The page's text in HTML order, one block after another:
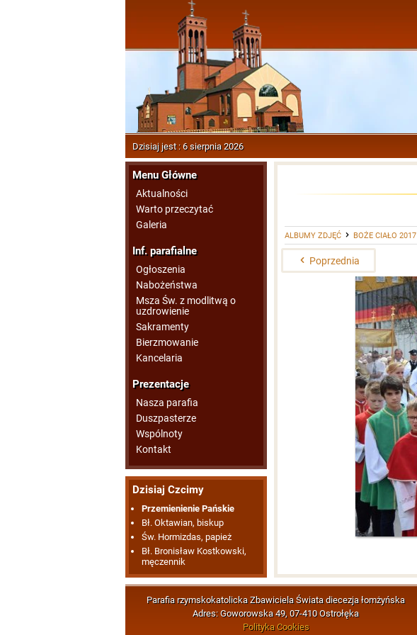
Dzisiaj jest : 6 sierpnia 2026
Menu Główne
Aktualności
Warto przeczytać
Galeria
Inf. parafialne
Ogłoszenia
Nabożeństwa
Msza Św. z modlitwą o
uzdrowienie
Sakramenty
Bierzmowanie
Kancelaria
Prezentacje
Nasza parafia
Duszpasterze
Wspólnoty
Kontakt
Dzisiaj Czcimy
Przemienienie Pańskie
Bł. Oktawian, biskup
Św. Hormizdas, papież
Bł. Bronisław Kostkowski,
męczennik
ALBUMY ZDJĘĆ
BOŻE CIAŁO 2017
Poprzednia
Parafia rzymskokatolicka Zbawiciela Świata diecezja łomżyńska
Adres: Goworowska 49, 07-410 Ostrołęka
Polityka Cookies